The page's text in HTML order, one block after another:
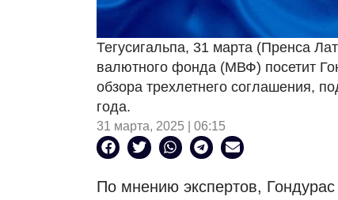
Тегусигальпа, 31 марта (Пренса
валютного фонда (МВФ) посетит
обзора трехлетнего соглашения,
года.
31 марта, 2025 | 06:15
По мнению экспертов,